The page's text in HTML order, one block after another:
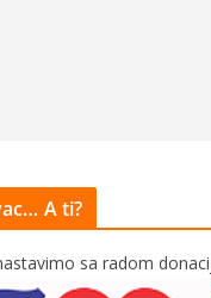
A ti?
sa radom